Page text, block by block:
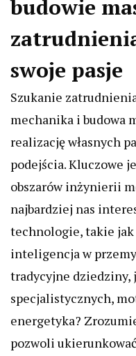
budowie
swoje pasje
Szukanie
mechanika i budowa
realizację własnych
podejścia. Kluczowe
obszarów inżynierii
najbardziej nas
technologie, takie
inteligencja w
tradycyjne dziedziny,
specjalistycznych,
energetyka?
pozwoli